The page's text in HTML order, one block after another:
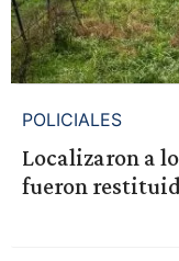
POLICIALES
Localizaron a
fueron